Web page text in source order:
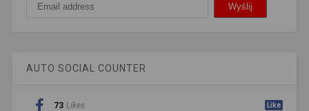
AUTO SOCIAL COUNTER
73 Likes Like